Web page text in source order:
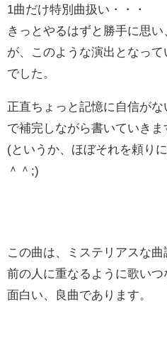
1曲だけ特別曲扱い・・・
きっとやるはずと勝手に思
が、このような演出となって
でした。
正直ちょっと記憶に自信が
で補完しながら書いていきま
(というか、ほぼそれを頼り
＾＾;)
この曲は、ミステリアスな曲
前の人に重なるように歌い
面白い、良曲であります。